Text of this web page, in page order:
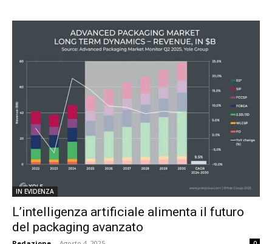
IN EVIDENZA
L’intelligenza artificiale alimenta il futuro
del packaging avanzato